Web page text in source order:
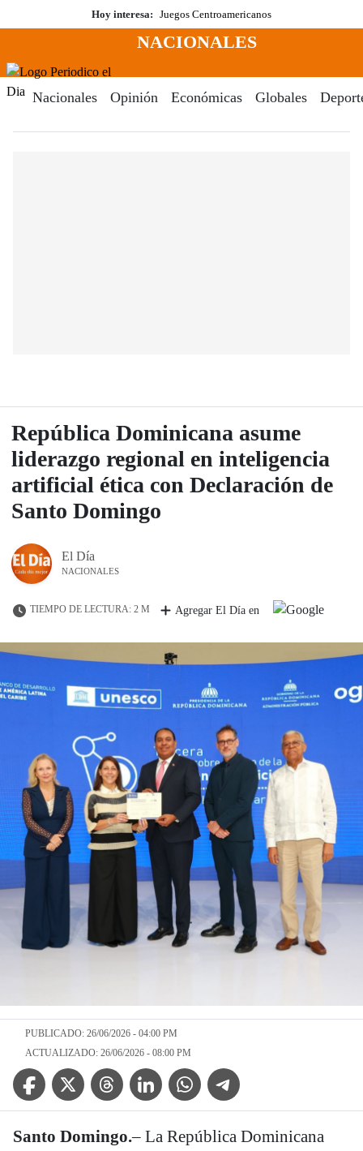
al
Hoy interesa: Juegos Centroamericanos
Menú
NACIONALES
Nacionales Opinión Económicas Globales
República Dominicana asume
liderazgo regional en inteligencia
artificial ética con Declaración de
Santo Domingo
El Día
NACIONALES
TIEMPO DE LECTURA: 2 M Agregar El Día en
PUBLICADO: 26/06/2026 - 04:00 PM
ACTUALIZADO: 26/06/2026 - 08:00 PM
Facebook IconTwitter IconThreads IconLinkedin IconWhatsApp IconTelegram Icon
Santo Domingo.– La República Dominicana